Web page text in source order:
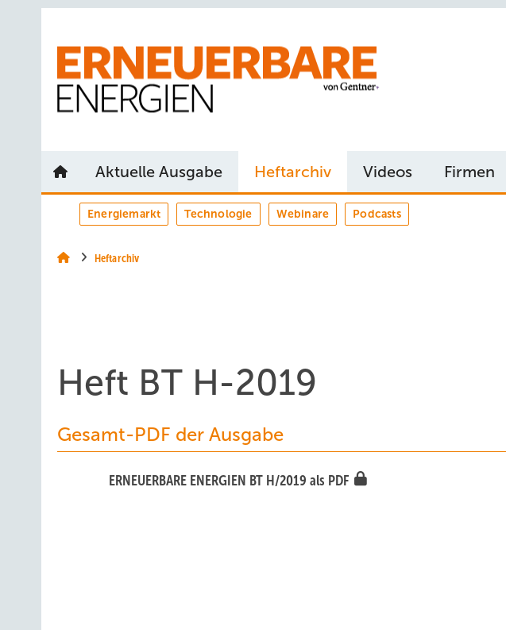
Aktuelle Ausgabe Heftarchiv Videos Firmen
Energiemarkt Technologie Webinare Podcasts
Heftarchiv
Heft BT H-2019
Gesamt-PDF der Ausgabe
ERNEUERBARE ENERGIEN BT H/2019 als PDF